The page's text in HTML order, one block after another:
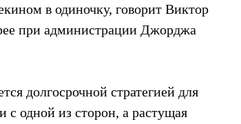
в одиночку, говорит Виктор
при администрации Джорджа
долгосрочной стратегией для
одной из сторон, а растущая